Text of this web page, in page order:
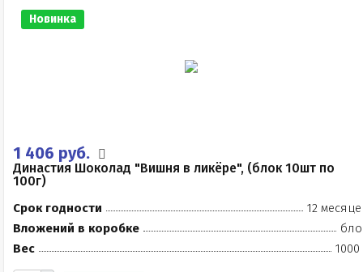
Новинка
1 406 руб.
Династия Шоколад "Вишня в ликёре", (блок 10шт по
100г)
Срок годности
12
Вложений в коробке
Вес
1000